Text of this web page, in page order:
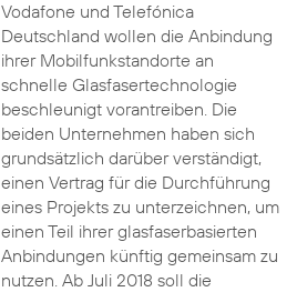
Vodafone und Telefónica
Deutschland wollen die Anbindung
ihrer Mobilfunkstandorte an
schnelle Glasfasertechnologie
beschleunigt vorantreiben. Die
beiden Unternehmen haben sich
grundsätzlich darüber verständigt,
einen Vertrag für die Durchführung
eines Projekts zu unterzeichnen, um
einen Teil ihrer glasfaserbasierten
Anbindungen künftig gemeinsam zu
nutzen. Ab Juli 2018 soll die